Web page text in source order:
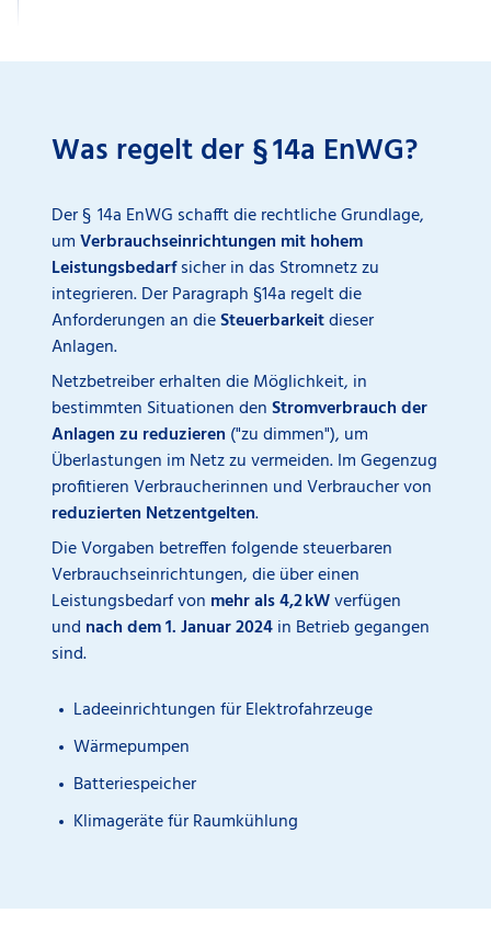
Was regelt der § 14a EnWG?
Der § 14a EnWG schafft die rechtliche Grundlage,
umVerbrauchseinrichtungen mit hohem
Leistungsbedarfsicher in das Stromnetz zu
integrieren.Der Paragraph §14a regelt die
Anforderungen an dieSteuerbarkeitdieser
Anlagen.
Netzbetreiber erhalten die Möglichkeit, in
bestimmten SituationendenStromverbrauch der
Anlagenzu reduzieren ("zu dimmen"), um
Überlastungen im Netz zu vermeiden. Im Gegenzug
profitieren Verbraucherinnen und Verbraucher von
reduzierten Netzentgelten.
Die Vorgaben betreffen folgende steuerbaren
Verbrauchseinrichtungen, die über einen
Leistungsbedarf von mehr als 4,2 kWverfügen
und nach dem 1. Januar 2024in Betriebgegangen
sind.
Ladeeinrichtungen für Elektrofahrzeuge
Wärmepumpen
Batteriespeicher
Klimageräte für Raumkühlung